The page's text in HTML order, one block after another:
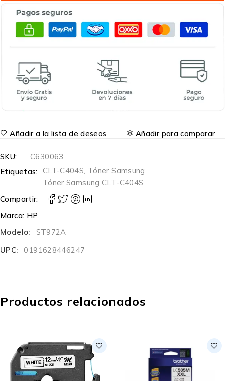
Añadir a la lista de deseos Añadir para comparar
SKU:
C630063
Etiquetas:
CLT-C404S, Tóner Samsung,
Tóner Samsung CLT-C404S
Compartir:
Marca: HP
Modelo:
ST972A
UPC:
0191628446247
Productos relacionados